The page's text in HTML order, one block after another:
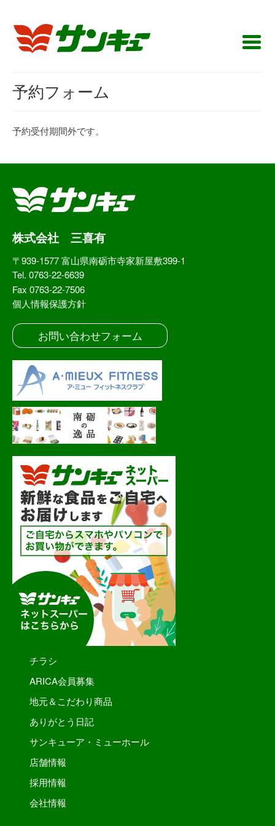
予約フォーム
予約受付期間外です。
株式会社 三喜有
〒939-1577 富山県南砺市寺家新屋敷399-1
Tel. 0763-22-6639
Fax 0763-22-7506
個人情報保護方針
お問い合わせフォーム
チラシ
ARICA会員募集
地元＆こだわり商品
ありがとう日記
サンキューア・ミューホール
店舗情報
採用情報
会社情報